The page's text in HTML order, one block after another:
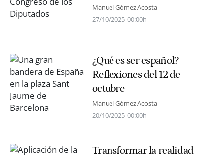
Manuel Gómez Acosta
27/10/2025 00:00h
¿Qué es ser español?
Reflexiones del 12 de
octubre
Manuel Gómez Acosta
20/10/2025 00:00h
Transformar la realidad